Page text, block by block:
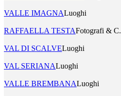
VALLE IMAGNALuoghi
RAFFAELLA TESTAFotografi & C.
VAL DI SCALVELuoghi
VAL SERIANALuoghi
VALLE BREMBANALuoghi